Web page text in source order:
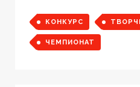
КОНКУРС
ЧЕМПИОНАТ